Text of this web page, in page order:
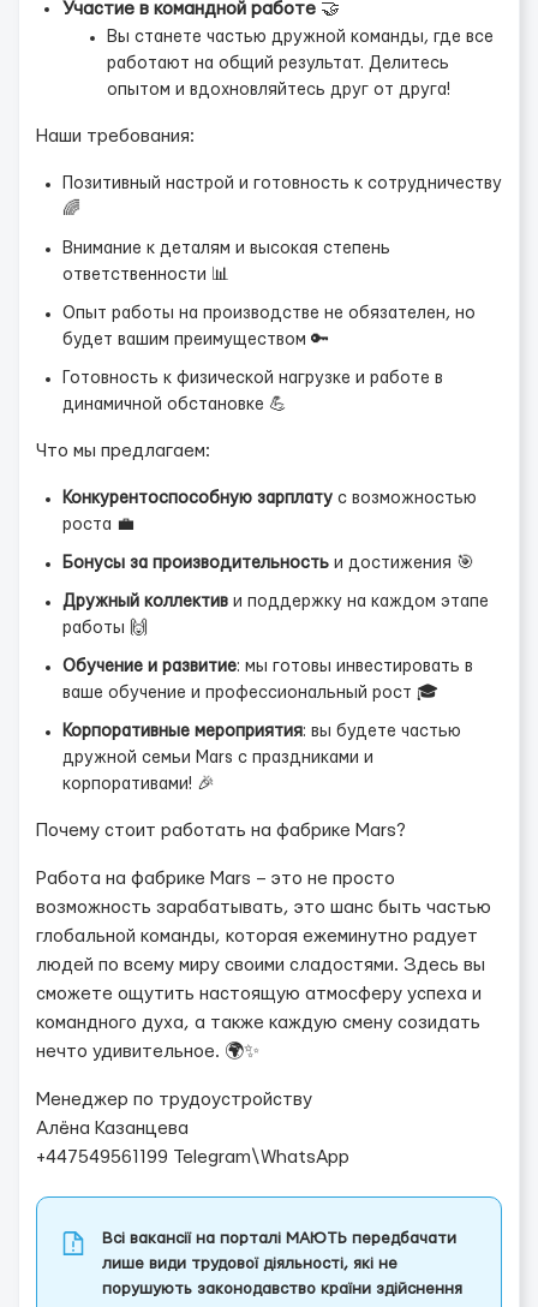
Участие в командной работе 🤝
Вы станете частью дружной команды, где все
работают на общий результат. Делитесь
опытом и вдохновляйтесь друг от друга!
Наши требования:
Позитивный настрой и готовность к сотрудничеству
🌈
Внимание к деталям и высокая степень
ответственности 📊
Опыт работы на производстве не обязателен, но
будет вашим преимуществом 🔑
Готовность к физической нагрузке и работе в
динамичной обстановке 💪
Что мы предлагаем:
Конкурентоспособную зарплату с возможностью
роста 💼
Бонусы за производительность и достижения 🎯
Дружный коллектив и поддержку на каждом этапе
работы 🙌
Обучение и развитие: мы готовы инвестировать в
ваше обучение и профессиональный рост 🎓
Корпоративные мероприятия: вы будете частью
дружной семьи Mars с праздниками и
корпоративами! 🎉
Почему стоит работать на фабрике Mars?
Работа на фабрике Mars – это не просто
возможность зарабатывать, это шанс быть частью
глобальной команды, которая ежеминутно радует
людей по всему миру своими сладостями. Здесь вы
сможете ощутить настоящую атмосферу успеха и
командного духа, а также каждую смену созидать
нечто удивительное. 🌍✨
Менеджер по трудоустройству
Алёна Казанцева
+447549561199 Telegram\WhatsApp
Всі вакансії на порталі МАЮТЬ передбачати
лише види трудової діяльності, які не
порушують законодавство країни здійснення